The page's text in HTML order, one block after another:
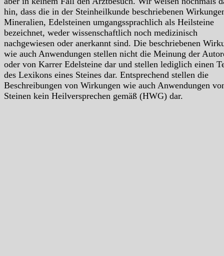
hin, dass die in der Steinheilkunde beschriebenen
Mineralien, Edelsteinen umgangssprachlich als Heilsteine
bezeichnet, weder wissenschaftlich noch medizinisch
nachgewiesen oder anerkannt sind. Die beschriebenen
wie auch Anwendungen stellen nicht die Meinung der
oder von Karrer Edelsteine dar und stellen lediglich einen
des Lexikons eines Steines dar. Entsprechend stellen die
Beschreibungen von Wirkungen wie auch Anwendungen
Steinen kein Heilversprechen gemäß (HWG) dar.